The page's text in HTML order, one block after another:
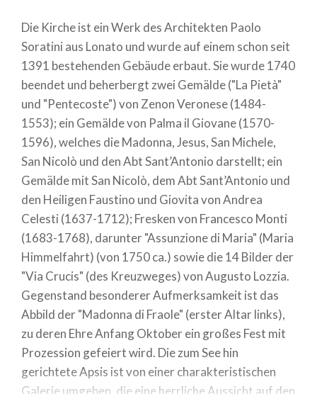
Die Kirche ist ein Werk des Architekten Paolo
Soratini aus Lonato und wurde auf einem schon seit
1391 bestehenden Gebäude erbaut. Sie wurde 1740
beendet und beherbergt zwei Gemälde ("La Pietà"
und "Pentecoste") von Zenon Veronese (1484-
1553); ein Gemälde von Palma il Giovane (1570-
1596), welches die Madonna, Jesus, San Michele,
San Nicolò und den Abt Sant’Antonio darstellt; ein
Gemälde mit San Nicolò, dem Abt Sant’Antonio und
den Heiligen Faustino und Giovita von Andrea
Celesti (1637-1712); Fresken von Francesco Monti
(1683-1768), darunter "Assunzione di Maria" (Maria
Himmelfahrt) (von 1750 ca.) sowie die 14 Bilder der
"Via Crucis" (des Kreuzweges) von Augusto Lozzia.
Gegenstand besonderer Aufmerksamkeit ist das
Abbild der "Madonna di Fraole" (erster Altar links),
zu deren Ehre Anfang Oktober ein großes Fest mit
Prozession gefeiert wird. Die zum See hin
gerichtete Apsis ist von einer charakteristischen
Galerie umgeben, die eine herrliche Aussicht auf den